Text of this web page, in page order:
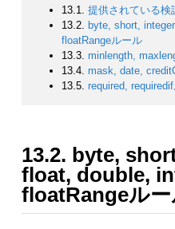
13.1. 提供されている検
13.2. byte, short,
floatRangeルール
13.3. minlength,
13.4. mask, date,
13.5. required,
13.2. byte,
float, double,
floatRangeルー